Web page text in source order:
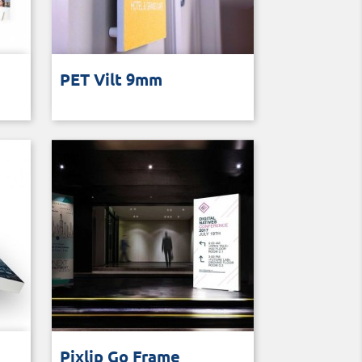
PET Vilt 9mm
PET Vilt 9 mm
Eenvoudig te vervoeren LED frame